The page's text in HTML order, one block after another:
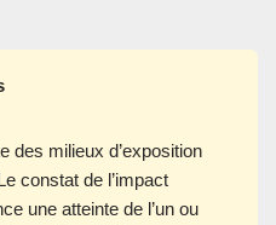
des milieux d’exposition
constat de l’impact
une atteinte de l’un ou